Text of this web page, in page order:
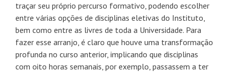
traçar seu próprio percurso formativo, podendo escolher
entre várias opções de disciplinas eletivas do Instituto,
bem como entre as livres de toda a Universidade. Para
fazer esse arranjo, é claro que houve uma transformação
profunda no curso anterior, implicando que disciplinas
com oito horas semanais, por exemplo, passassem a ter